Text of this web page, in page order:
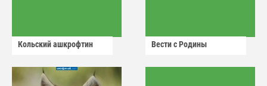
Кольский ашкрофтин Вести с Родины